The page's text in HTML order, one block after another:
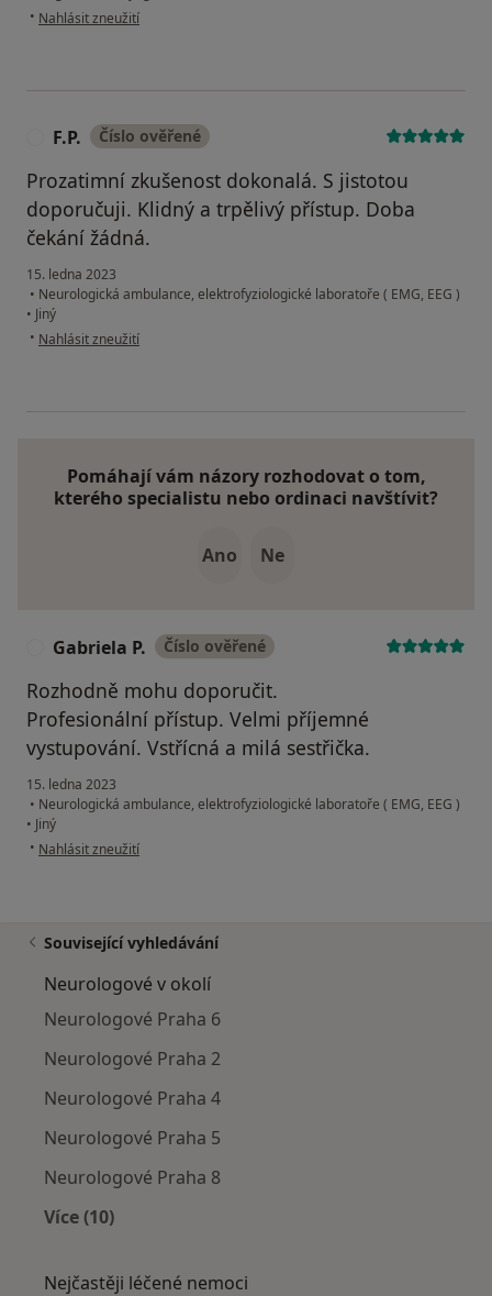
• podle názoru uživatele Laděna
Nahlásit zneužití
F.P. Číslo ověřené
Prozatimní zkušenost dokonalá. S jistotou
doporučuji. Klidný a trpělivý přístup. Doba
čekání žádná.
15. ledna 2023
• Neurologická ambulance, elektrofyziologické laboratoře ( EMG, EEG )
• Jiný
• podle názoru uživatele F.P.
Nahlásit zneužití
Pomáhají vám názory rozhodovat o tom,
kterého specialistu nebo ordinaci navštívit?
Ano Ne
Gabriela P. Číslo ověřené
Rozhodně mohu doporučit.
Profesionální přístup. Velmi příjemné
vystupování. Vstřícná a milá sestřička.
15. ledna 2023
• Neurologická ambulance, elektrofyziologické laboratoře ( EMG, EEG )
• Jiný
• podle názoru uživatele Gabriela P.
Nahlásit zneužití
Související vyhledávání
Neurologové v okolí
Neurologové Praha 6
Neurologové Praha 2
Neurologové Praha 4
Neurologové Praha 5
Neurologové Praha 8
Více (10)
Nejčastěji léčené nemoci